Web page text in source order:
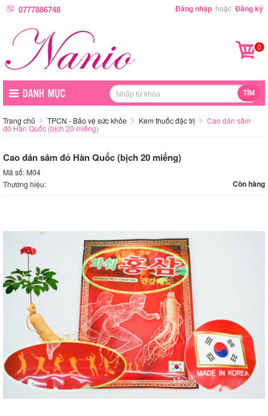
0777886748 Đăng nhập hoặc Đăng ký
0
Trang chủ TPCN - Bảo vệ sức khỏe Kem thuốc đặc trị Cao dán sâm
đỏ Hàn Quốc (bịch 20 miếng)
Cao dán sâm đỏ Hàn Quốc (bịch 20 miếng)
Mã số: M04
Thương hiệu:
Còn hàng